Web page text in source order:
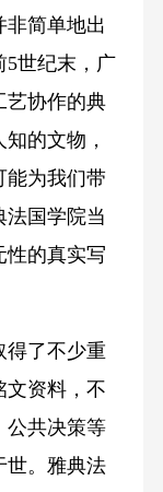
简单地出
5世纪末，广
艺协作的典
的文物，
能为我们带
法国学院当
性的真实写
了不少重
文资料，不
公共决策等
世。雅典法